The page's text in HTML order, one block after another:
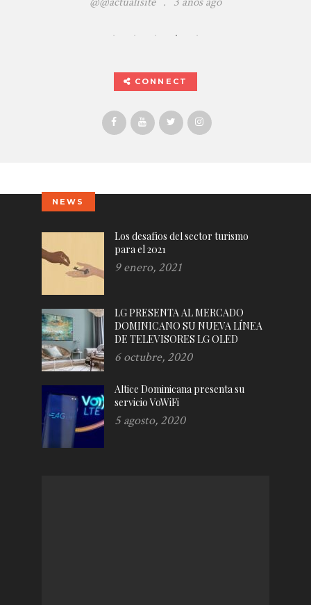
CONNECT
NEWS
Los desafíos del sector turismo
para el 2021
9 enero, 2021
LG PRESENTA AL MERCADO
DOMINICANO SU NUEVA LÍNEA
DE TELEVISORES LG OLED
6 octubre, 2020
Altice Dominicana presenta su
servicio VoWiFi
5 agosto, 2020